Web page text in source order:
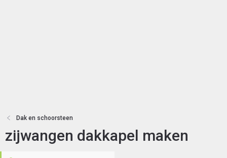
Dak en schoorsteen
zijwangen dakkapel maken